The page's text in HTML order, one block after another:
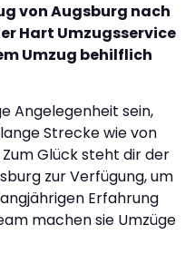
von Augsburg nach
Hart Umzugsservice
Umzug behilflich
Angelegenheit sein,
Strecke wie von
Glück steht dir der
zur Verfügung, um
Erfahrung
machen sie Umzüge